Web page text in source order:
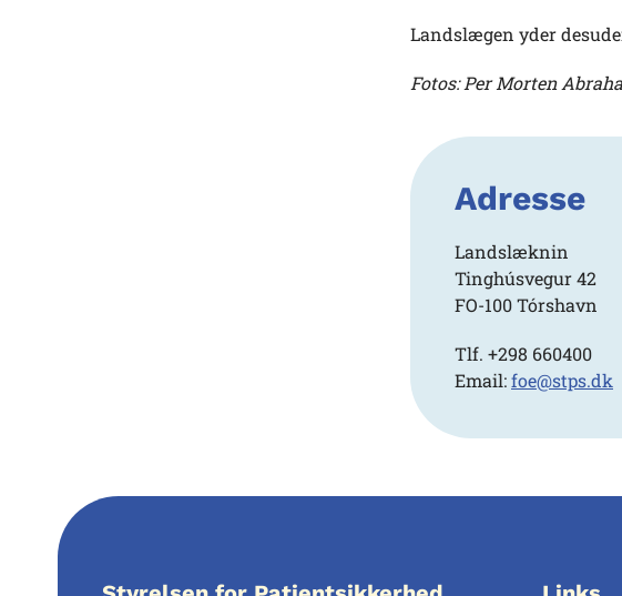
Landslægen yder
Fotos: Per Morten
Adresse
Landslæknin
Tinghúsvegur 42
FO-100 Tórshavn
Tlf. +298 660400
Email:foe@stps.dk